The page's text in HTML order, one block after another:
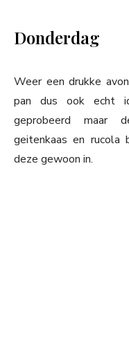
Donderdag
Weer een drukke
pan dus ook echt
geprobeerd maar
geitenkaas en
deze gewoon in.